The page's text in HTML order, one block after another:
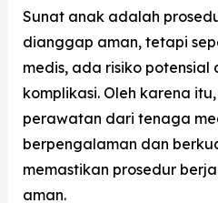
Sunat anak adalah
dianggap aman, tetapi
medis, ada risiko potensial
komplikasi. Oleh karena
perawatan dari tenaga
berpengalaman dan
memastikan prosedur
aman.